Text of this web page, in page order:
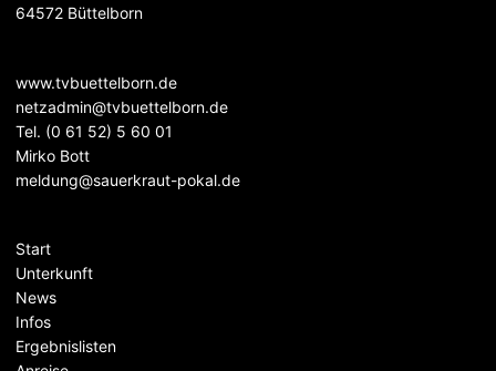
64572 Büttelborn
www.tvbuettelborn.de
netzadmin@tvbuettelborn.de
Tel. (0 61 52) 5 60 01
Mirko Bott
meldung@sauerkraut-pokal.de
Navigation
überspringen
Start
Unterkunft
News
Infos
Ergebnislisten